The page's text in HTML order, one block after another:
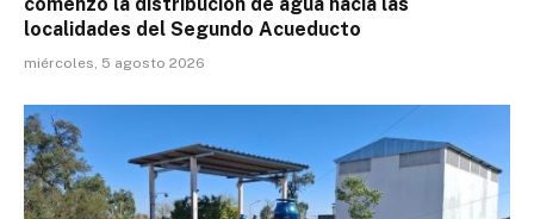
localidades del Segundo Acueducto
miércoles, 5 agosto 2026